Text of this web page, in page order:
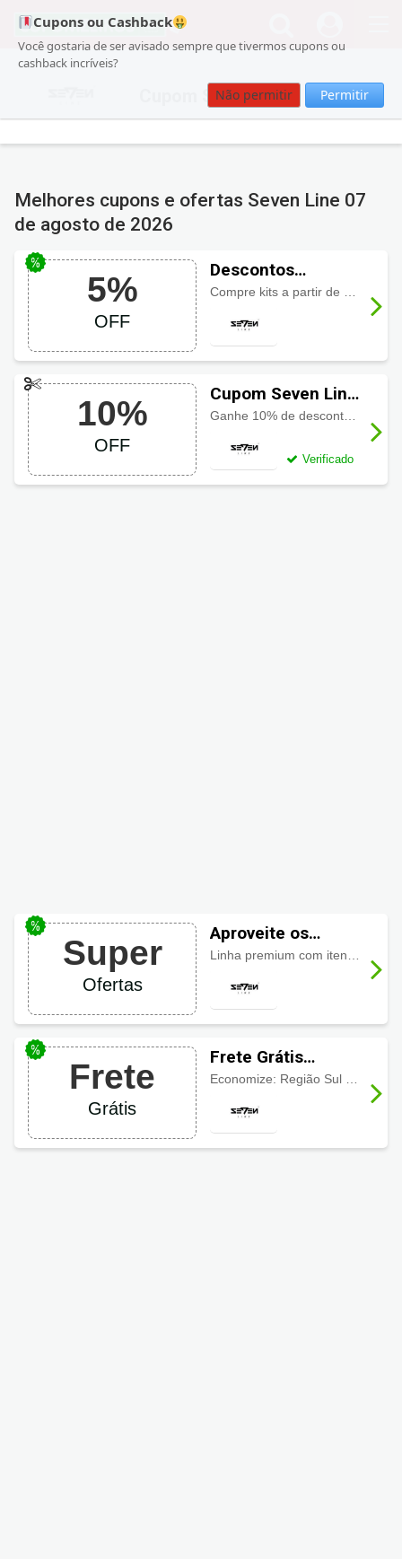
Cupons ou Cashback
Você gostaria de ser avisado sempre que tivermos cupons ou
cashback incríveis?
Não permitir Permitir
Cupom Seven Line
Melhores cupons e ofertas Seven Line 07
de agosto de 2026
5%
OFF
Descontos
Seven Line com
10%
OFF
Cupom Seven Line
com 10% OFF
Verificado
Super
Ofertas
Aproveite os
descontos
Frete
Grátis
Frete Grátis
Seven Line